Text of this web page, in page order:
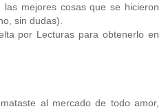
mejores cosas que se hicieron
sin dudas).
por Lecturas para obtenerlo en
al mercado de todo amor,